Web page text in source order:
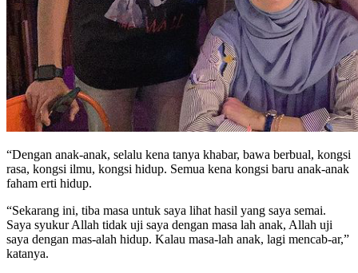
“Dengan anak-anak, selalu kena tanya khabar, bawa berbual, kongsi
rasa, kongsi ilmu, kongsi hidup. Semua kena kongsi baru anak-anak
faham erti hidup.
“Sekarang ini, tiba masa untuk saya lihat hasil yang saya semai.
Saya syukur Allah tidak uji saya dengan masa lah anak, Allah uji
saya dengan mas-alah hidup. Kalau masa-lah anak, lagi mencab-ar,”
katanya.